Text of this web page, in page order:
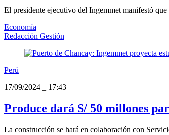
El presidente ejecutivo del Ingemmet manifestó que
Economía
Redacción Gestión
Perú
17/09/2024
17:43
Produce dará S/ 50 millones
La construcción se hará en colaboración con